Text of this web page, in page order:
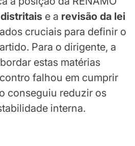
e a revisão da lei
cruciais para definir o
Para o dirigente, a
estas matérias
falhou em cumprir
conseguiu reduzir os
interna.